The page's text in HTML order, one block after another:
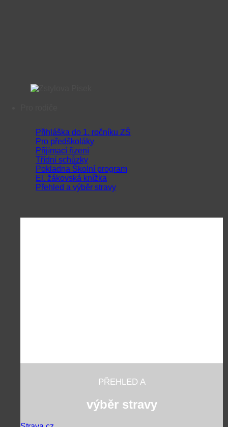
Přihláška do 1. ročníku ZŠ
Pro předškoláky
Přijímací řízení
Třídní schůzky
Pokladna Školní program
El. žákovská knížka
Přehled a výběr stravy
PŘEHLED A
výběr stravy